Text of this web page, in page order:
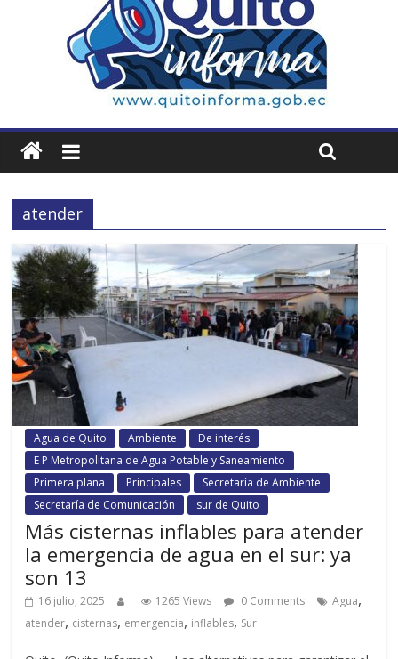
atender
Agua de Quito Ambiente
De interés
E P Metropolitana de Agua Potable y Saneamiento
Primera plana
Principales
Secretaría de Ambiente
Secretaría de Comunicación
sur de Quito
Más cisternas inflables para atender
la emergencia de agua en el sur: ya
son 13
16 julio, 2025 1265 Views 0 Comments Agua,
atender, cisternas, emergencia, inflables, Sur